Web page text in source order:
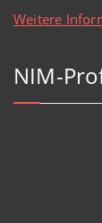
Weitere
NIM-